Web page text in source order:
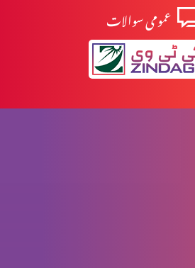
معاف کرتا ہے
عمومی سوالات